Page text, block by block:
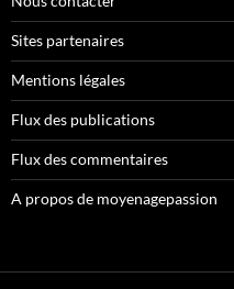
Sites partenaires
Mentions légales
Flux des publications
Flux des commentaires
A propos de moyenagepassion